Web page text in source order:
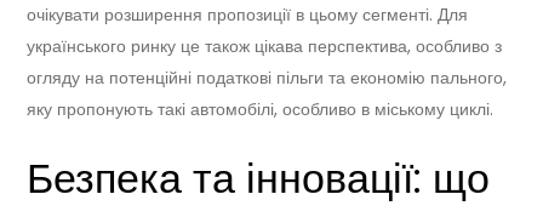
очікувати розширення пропозиції в цьому сегменті. Для
українського ринку це також цікава перспектива, особливо з
огляду на потенційні податкові пільги та економію пального,
яку пропонують такі автомобілі, особливо в міському циклі.
Безпека та інновації: що